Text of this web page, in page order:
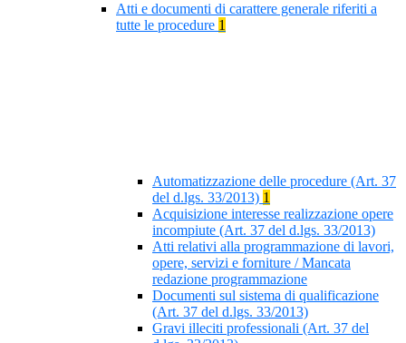
Atti e documenti di carattere generale riferiti a
tutte le procedure 1
Automatizzazione delle procedure (Art. 37
del d.lgs. 33/2013) 1
Acquisizione interesse realizzazione opere
incompiute (Art. 37 del d.lgs. 33/2013)
Atti relativi alla programmazione di lavori,
opere, servizi e forniture / Mancata
redazione programmazione
Documenti sul sistema di qualificazione
(Art. 37 del d.lgs. 33/2013)
Gravi illeciti professionali (Art. 37 del